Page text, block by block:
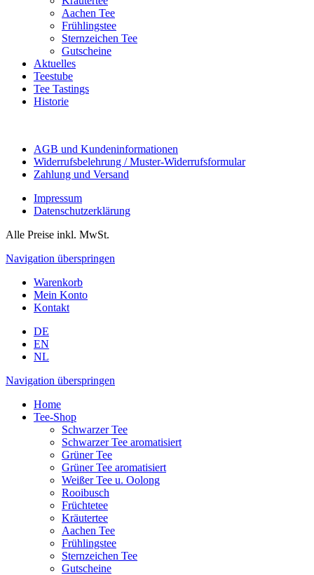
Aachen Tee
Frühlingstee
Sternzeichen Tee
Gutscheine
Aktuelles
Teestube
Tee Tastings
Historie
AGB und Kundeninformationen
Widerrufsbelehrung / Muster-Widerrufsformular
Zahlung und Versand
Impressum
Datenschutzerklärung
Alle Preise inkl. MwSt.
Navigation überspringen
Warenkorb
Mein Konto
Kontakt
DE
EN
NL
Navigation überspringen
Home
Tee-Shop
Schwarzer Tee
Schwarzer Tee aromatisiert
Grüner Tee
Grüner Tee aromatisiert
Weißer Tee u. Oolong
Rooibusch
Früchtetee
Kräutertee
Aachen Tee
Frühlingstee
Sternzeichen Tee
Gutscheine